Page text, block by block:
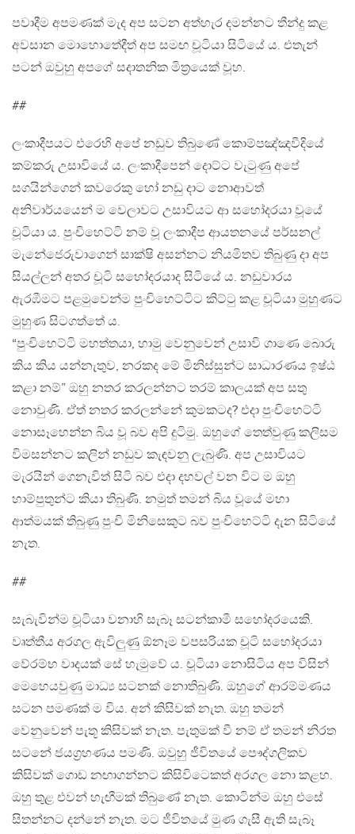
පවාදීම අපමණක් මැද අප සටන අත්හැර දමන්නට තීන්දු කළ
අවසාන මොහොතේදීත් අප සමඟ චූටියා සිටියේ ය. එතැන්
පටන් ඔවුහු අපගේ සදාතනික මිත්‍රයෙක් වූහ.
##
ලංකාදීපයට එරෙහි අපේ නඩුව තිබුණේ කොම්පඤ්ඤවීදියේ
කම්කරු උසාවියේ ය. ලංකාදීපෙන් දොට්ට වැටුණු අපේ
සගයින්ගෙන් කවරෙකු හෝ නඩු දාට නොආවත්
අනිවාර්යයෙන් ම වෙලාවට උසාවියට ආ සහෝදරයා වූයේ
චූටියා ය. පුංචිහෙට්ටි නම් වූ ලංකාදීප ආයතනයේ පර්සනල්
මැනේජෙරුවාගෙන් සාක්ෂි අසන්නට නියමිතව තිබුණු දා අප
සියල්ලන් අතර චූටි සහෝදරයාද සිටියේ ය. නඩුවාරය
ඇරඹීමට පළමුවෙන්ම පුංචිහෙට්ටිට කිට්ටු කළ චූටියා මුහුණට
මුහුණ සිටගත්තේ ය.
“පුංචිහෙට්ටි මහත්තයා, හාමු වෙනුවෙන් උසාවි ගාණෙ බොරු
කිය කිය යන්නැතුව, නරකද මේ මිනිස්සුන්ට සාධාරණය ඉෂ්ඨ
කළා නම්” ඔහු නතර කරලන්නට තරම් කාලයක් අප සතු
නොවුණි. ඒත් නතර කරලන්නේ කුමකටද? එදා පුංචිහෙට්ටි
නොසෑහෙන්න බිය වූ බව අපි දුටිමු. ඔහුගේ තෙත්වුණු කලිසම
විමසන්නට කලින් නඩුව කැඳවනු ලැබුණි. අප උසාවියට
මැරයින් ගෙනැවිත් සිටි බව එදා දහවල් වන විට ම ඔහු
හාම්පුතුන්ට කියා තිබුණි. නමුත් තමන් බිය වූයේ මහා
ආත්මයක් තිබුණු පුංචි මිනිසෙකුට බව පුංචිහෙට්ටි දැන සිටියේ
නැත.
##
සැබැවින්ම චූටියා වනාහි සැබෑ සටන්කාමී සහෝදරයෙකි.
වෘත්තීය අරගල ඇවිලුණු ඕනෑම වපසරියක චූටි සහෝදරයා
වේරම්භ වාදයක් සේ හැමුවේ ය. චූටියා නොසිටිය අප විසින්
මෙහෙයවුණු මාධ්‍ය සටනක් නොතිබුණි. ඔහුගේ ආරම්මණය
සටන පමණක් ම විය. අන් කිසිවක් නැත. ඔහු තමන්
වෙනුවෙන් පැතූ කිසිවක් නැත. පැතුමක් වී නම් ඒ තමන් නිරත
සටනේ ජයග්‍රහණය පමණි. ඔවුහු ජීවිතයේ පෞද්ගලිකව
කිසිවක් ගොඩ නඟාගන්නට කිසිවිටෙකත් අරගල නො කළහ.
ඔහු තුළ එවන් හැඟීමක් තිබුණේ නැත. කොටින්ම ඔහු එසේ
සිතන්නට දන්නේ නැත. මට ජීවිතයේ මුණ ගැසී ඇති සැබෑ